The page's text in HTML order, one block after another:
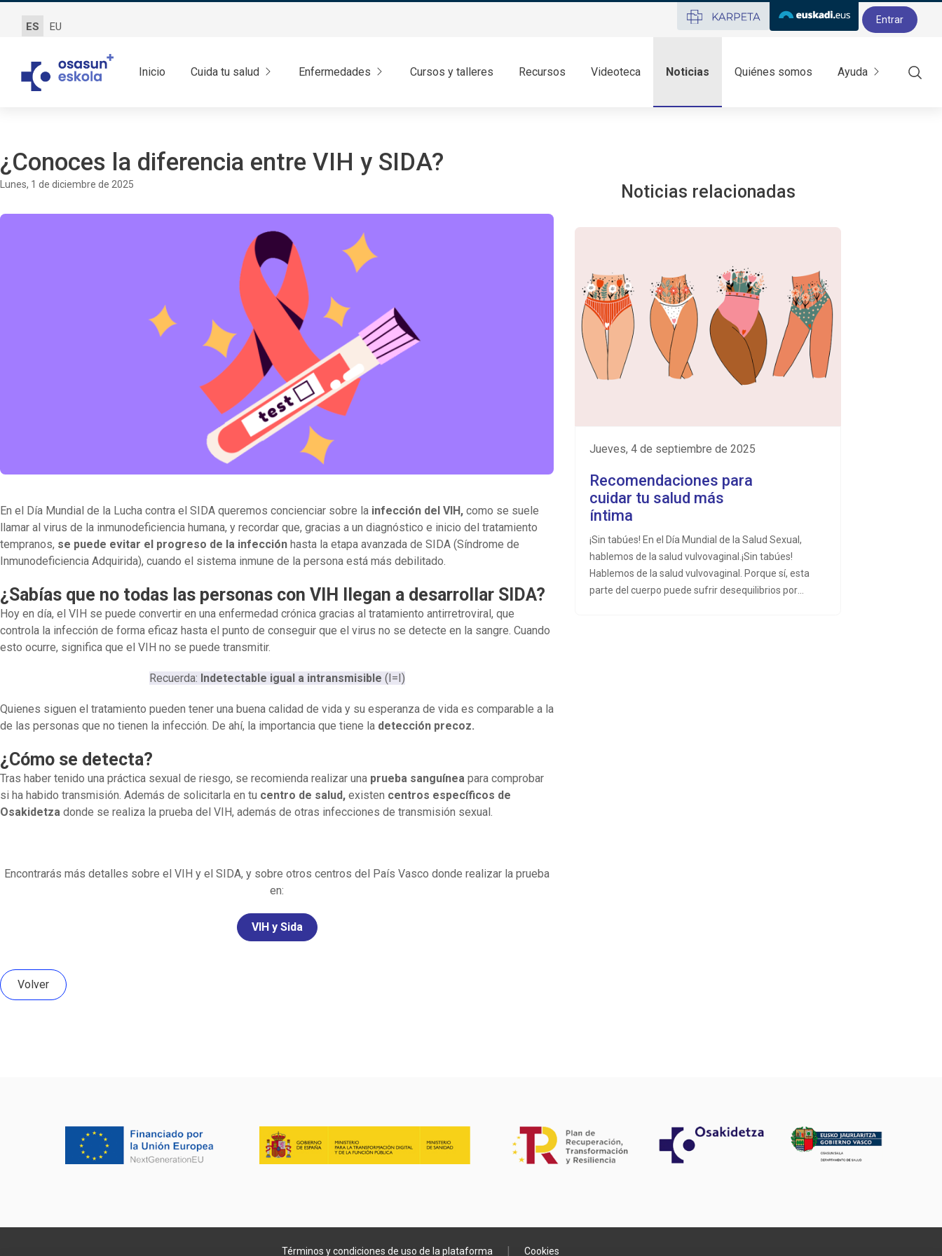
ES EU
Entrar
Inicio Cuida tu salud Enfermedades Cursos y talleres Recursos Videoteca Noticias Quiénes somos Ayuda
¿Conoces la diferencia entre VIH y SIDA?
lunes, 1 de diciembre de 2025
En el Día Mundial de la Lucha contra el SIDA queremos concienciar sobre la infección del VIH, como se suele
llamar al virus de la inmunodeficiencia humana, y recordar que, gracias a un diagnóstico e inicio del tratamiento
tempranos, se puede evitar el progreso de la infección hasta la etapa avanzada de SIDA (Síndrome de
Inmunodeficiencia Adquirida), cuando el sistema inmune de la persona está más debilitado.
¿Sabías que no todas las personas con VIH llegan a desarrollar SIDA?
Hoy en día, el VIH se puede convertir en una enfermedad crónica gracias al tratamiento antirretroviral, que
controla la infección de forma eficaz hasta el punto de conseguir que el virus no se detecte en la sangre. Cuando
esto ocurre, significa que el VIH no se puede transmitir.
Recuerda: Indetectable igual a intransmisible (I=I)
Quienes siguen el tratamiento pueden tener una buena calidad de vida y su esperanza de vida es comparable a la
de las personas que no tienen la infección. De ahí, la importancia que tiene la detección precoz.
¿Cómo se detecta?
Tras haber tenido una práctica sexual de riesgo, se recomienda realizar una prueba sanguínea para comprobar
si ha habido transmisión. Además de solicitarla en tu centro de salud, existen centros específicos de
Osakidetza donde se realiza la prueba del VIH, además de otras infecciones de transmisión sexual.
Encontrarás más detalles sobre el VIH y el SIDA, y sobre otros centros del País Vasco donde realizar la prueba
en:
VIH y Sida
Volver
Noticias relacionadas
jueves, 4 de septiembre de 2025
Recomendaciones para
cuidar tu salud más
íntima
¡Sin tabúes! En el Día Mundial de la Salud Sexual,
hablemos de la salud vulvovaginal.¡Sin tabúes!
Hablemos de la salud vulvovaginal. Porque sí, esta
parte del cuerpo puede sufrir desequilibrios por
Términos y condiciones de uso de la plataforma Cookies